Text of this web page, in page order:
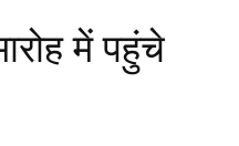
में पहुंचे